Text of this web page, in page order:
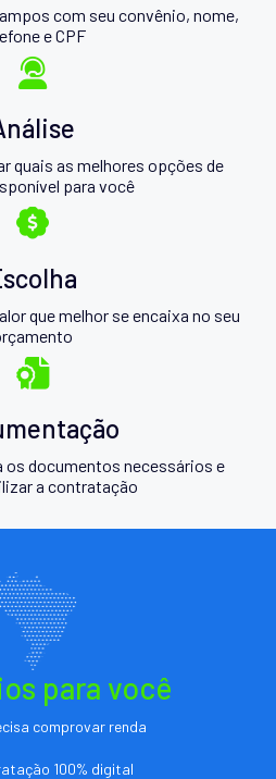
com seu convênio, nome,
e CPF
quais as melhores opções de
para você
que melhor se encaixa no seu
os documentos necessários e
a contratação
para você
comprovar renda
100% digital